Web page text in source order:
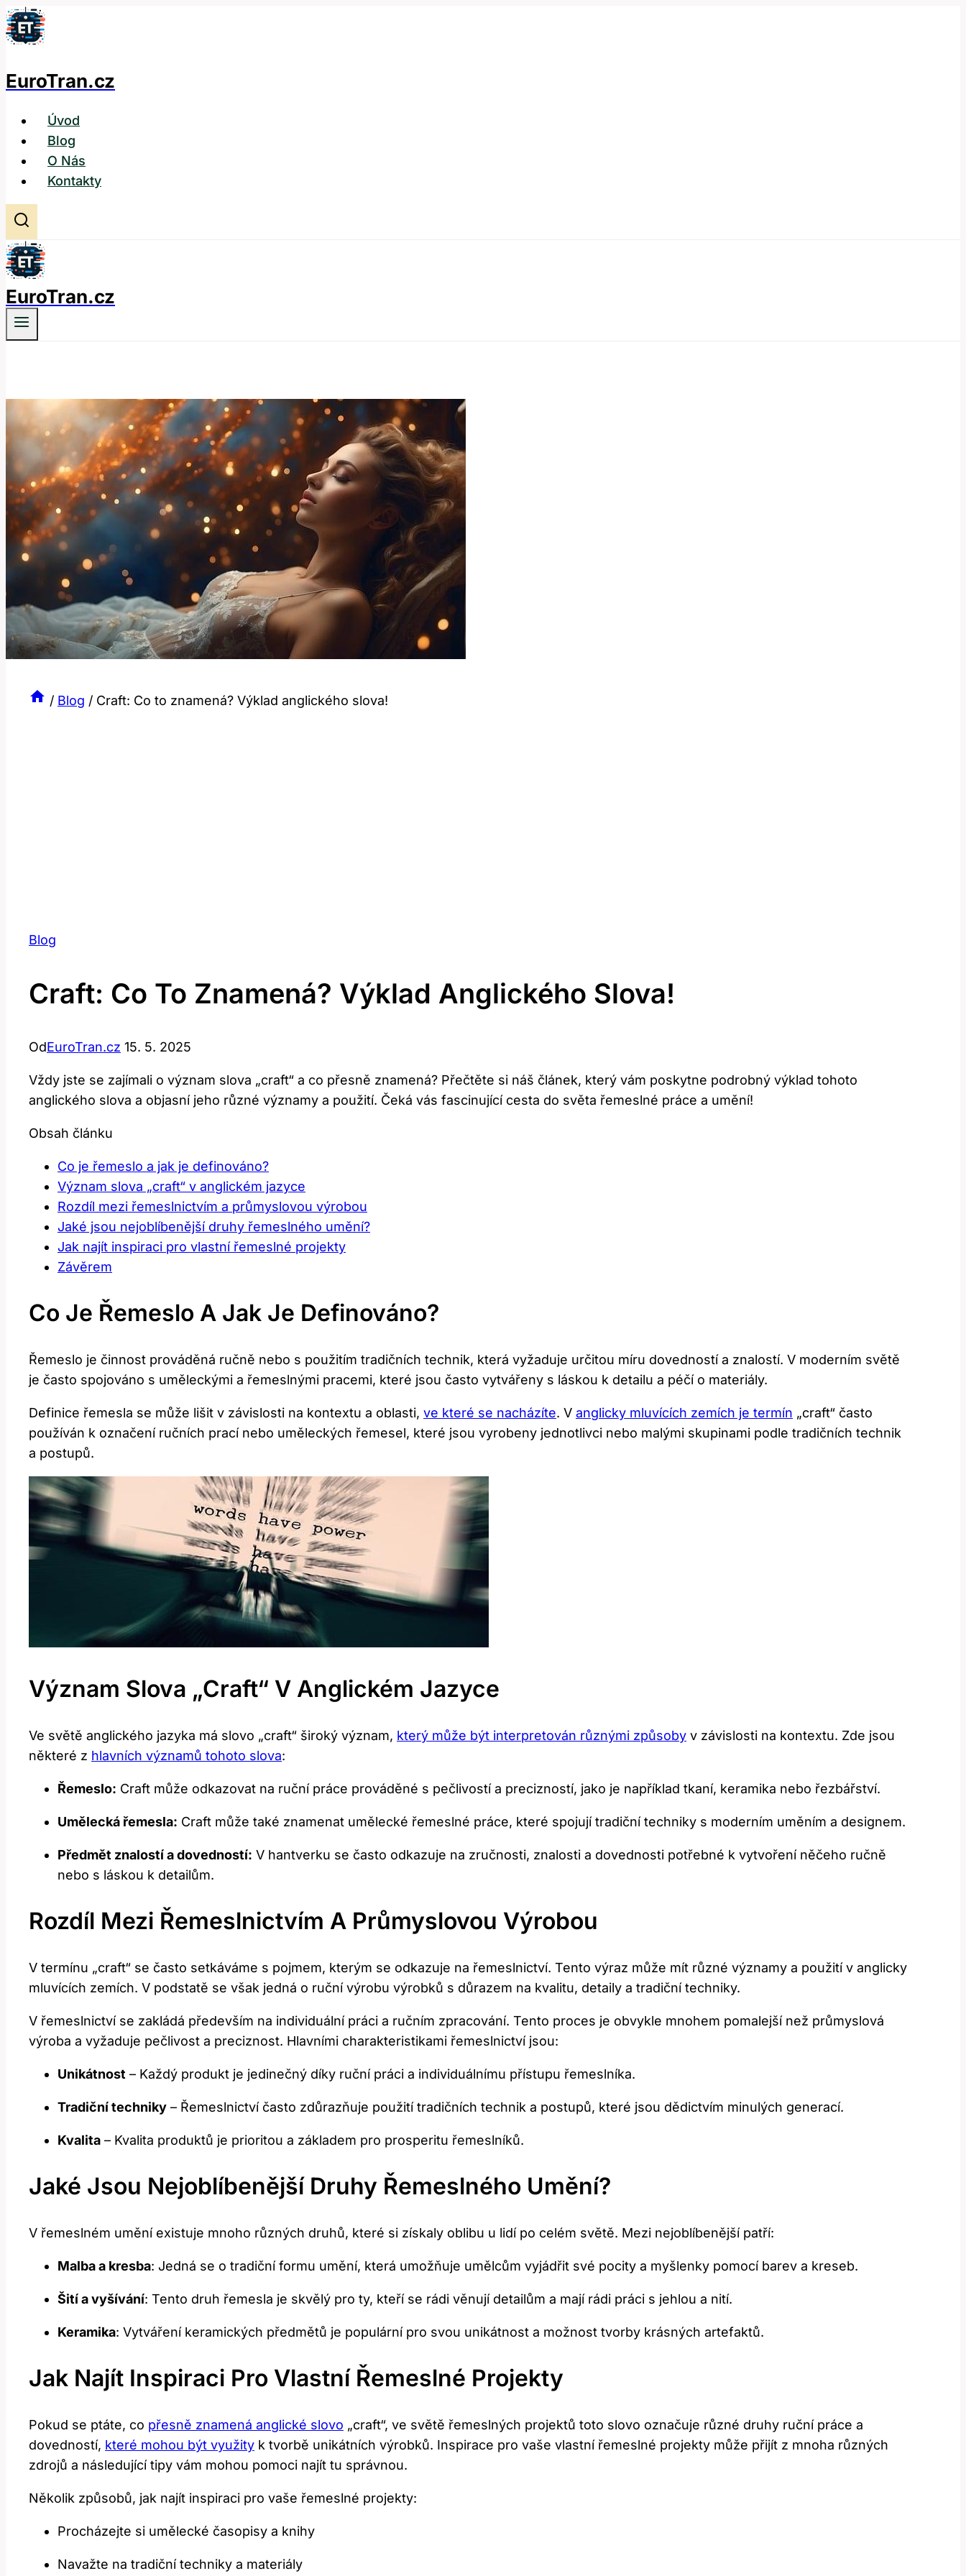
Přeskočit
na
EuroTran.cz
Úvod
Blog
O Nás
Kontakty
EuroTran.cz
/ Blog / Craft: Co to znamená? Výklad anglického slova!
Blog
Craft: Co To Znamená? Výklad Anglického Slova!
OdEuroTran.cz 15. 5. 2025
Vždy jste se zajímali o význam slova „craft“ a co přesně znamená? Přečtěte si náš článek, který vám poskytne podrobný výklad tohoto
anglického slova a objasní jeho různé významy a použití. Čeká vás fascinující cesta do světa řemeslné práce a umění!
Obsah článku
Co je řemeslo a jak je definováno?
Význam slova „craft“ v anglickém jazyce
Rozdíl mezi řemeslnictvím a průmyslovou výrobou
Jaké jsou nejoblíbenější druhy řemeslného umění?
Jak najít inspiraci pro vlastní řemeslné projekty
Závěrem
Co Je Řemeslo A Jak Je Definováno?
Řemeslo je činnost prováděná ručně nebo s použitím tradičních technik, která vyžaduje určitou míru dovedností a znalostí. V moderním světě
je často spojováno s uměleckými a řemeslnými pracemi, které jsou často vytvářeny s láskou k detailu a péčí o materiály.
Definice řemesla se může lišit v závislosti na kontextu a oblasti, ve které se nacházíte. V anglicky mluvících zemích je termín „craft“ často
používán k označení ručních prací nebo uměleckých řemesel, které jsou vyrobeny jednotlivci nebo malými skupinami podle tradičních technik
a postupů.
Význam Slova „craft“ V Anglickém Jazyce
Ve světě anglického jazyka má slovo „craft“ široký význam, který může být interpretován různými způsoby v závislosti na kontextu. Zde jsou
některé z hlavních významů tohoto slova:
Řemeslo: Craft může odkazovat na ruční práce prováděné s pečlivostí a precizností, jako je například tkaní, keramika nebo řezbářství.
Umělecká řemesla: Craft může také znamenat umělecké řemeslné práce, které spojují tradiční techniky s moderním uměním a designem.
Předmět znalostí a dovedností: V hantverku se často odkazuje na zručnosti, znalosti a dovednosti potřebné k vytvoření něčeho ručně
nebo s láskou k detailům.
Rozdíl Mezi Řemeslnictvím A Průmyslovou Výrobou
V termínu „craft“ se často setkáváme s pojmem, kterým se odkazuje na řemeslnictví. Tento výraz může mít různé významy a použití v anglicky
mluvících zemích. V podstatě se však jedná o ruční výrobu výrobků s důrazem na kvalitu, detaily a tradiční techniky.
V řemeslnictví se zakládá především na individuální práci a ručním zpracování. Tento proces je obvykle mnohem pomalejší než průmyslová
výroba a vyžaduje pečlivost a preciznost. Hlavními charakteristikami řemeslnictví jsou:
Unikátnost – Každý produkt je jedinečný díky ruční práci a individuálnímu přístupu řemeslníka.
Tradiční techniky – Řemeslnictví často zdůrazňuje použití tradičních technik a postupů, které jsou dědictvím minulých generací.
Kvalita – Kvalita produktů je prioritou a základem pro prosperitu řemeslníků.
Jaké Jsou Nejoblíbenější Druhy Řemeslného Umění?
V řemeslném umění existuje mnoho různých druhů, které si získaly oblibu u lidí po celém světě. Mezi nejoblíbenější patří:
Malba a kresba: Jedná se o tradiční formu umění, která umožňuje umělcům vyjádřit své pocity a myšlenky pomocí barev a kreseb.
Šití a vyšívání: Tento druh řemesla je skvělý pro ty, kteří se rádi věnují detailům a mají rádi práci s jehlou a nití.
Keramika: Vytváření keramických předmětů je populární pro svou unikátnost a možnost tvorby krásných artefaktů.
Jak Najít Inspiraci Pro Vlastní Řemeslné Projekty
Pokud se ptáte, co přesně znamená anglické slovo „craft“, ve světě řemeslných projektů toto slovo označuje různé druhy ruční práce a
dovedností, které mohou být využity k tvorbě unikátních výrobků. Inspirace pro vaše vlastní řemeslné projekty může přijít z mnoha různých
zdrojů a následující tipy vám mohou pomoci najít tu správnou.
Několik způsobů, jak najít inspiraci pro vaše řemeslné projekty:
Procházejte si umělecké časopisy a knihy
Navažte na tradiční techniky a materiály